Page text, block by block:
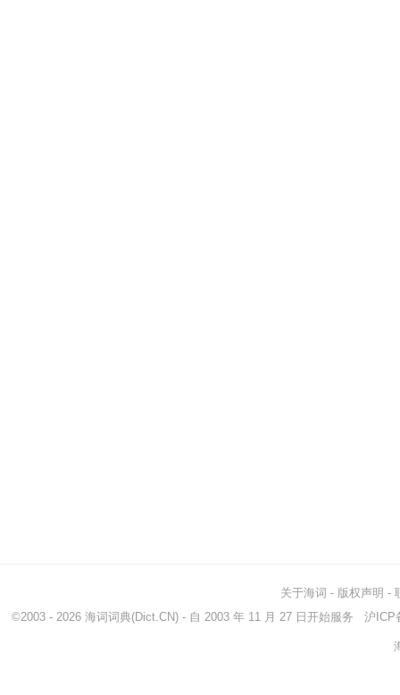
关于海词 - 版权声明 -
©2003 - 2026 海词词典(Dict.CN) - 自 2003 年 11 月 27 日开始服务 沪ICP